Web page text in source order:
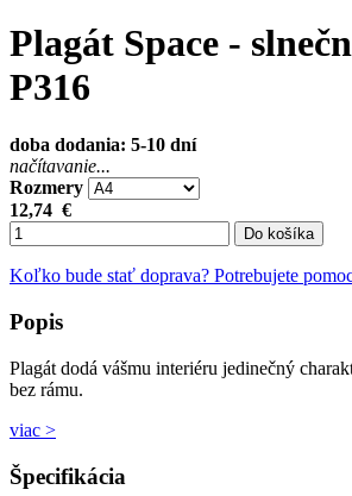
Plagát Space -
P316
doba dodania: 5-10 dní
načítavanie...
Rozmery
12,74 €
Do košíka
Koľko bude stať doprava? Potrebujete
Popis
Plagát dodá vášmu interiéru jedinečný
bez rámu.
viac >
Špecifikácia